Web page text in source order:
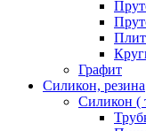
Графит
Силикон, резина
Силикон (